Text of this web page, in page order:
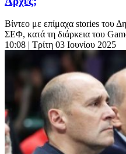
Βίντεο με επίμαχα stories του
ΣΕΦ, κατά τη διάρκεια του
10:08 | Τρίτη 03 Ιουνίου 2025